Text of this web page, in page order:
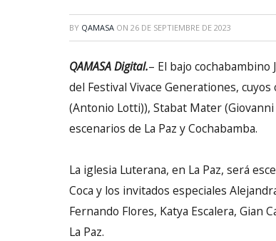
BY QAMASA ON 26 DE SEPTIEMBRE DE 2023
QAMASA Digital.– El bajo
del Festival Vivace Generationes,
(Antonio Lotti)), Stabat Mater
escenarios de La Paz y Cochabamba.
La iglesia Luterana, en La Paz, será
Coca y los invitados especiales
Fernando Flores, Katya Escalera, Gian
La Paz.